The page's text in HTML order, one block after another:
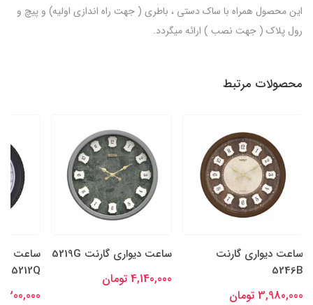
این محصول همراه با ساک دستی ، باطری ( جهت راه اندازی اولیه) و پیچ و
رول پلاک ( جهت نصب ) ارائه میگردد.
محصولات مرتبط
ساعت دیواری گارنت
5246B
3,980,000 تومان
ساعت دیواری گارنت 5219G
4,140,000 تومان
ساعت
5212Q
3,200,000